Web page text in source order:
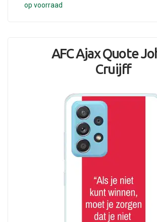
op voorraad
AFC Ajax Quote
Cruijff